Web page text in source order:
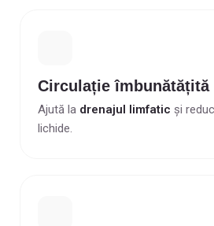
Circulație îmbunătățită
Ajută la drenajul limfatic și
lichide.